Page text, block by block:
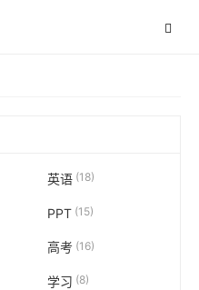
英语(18)
PPT(15)
高考(16)
学习 (8)